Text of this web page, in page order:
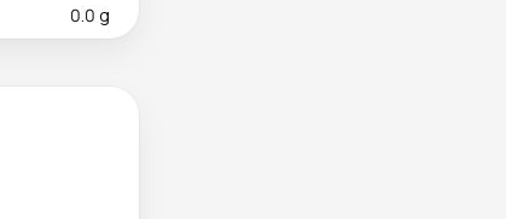
0.0 g